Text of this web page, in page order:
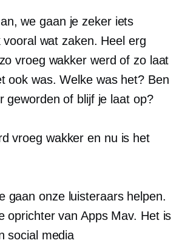
we gaan je zeker iets
wat zaken. Heel erg
vroeg wakker werd of zo laat
ook was. Welke was het? Ben
geworden of blijf je laat op?
vroeg wakker en nu is het
gaan onze luisteraars helpen.
oprichter van Apps Mav. Het is
social media